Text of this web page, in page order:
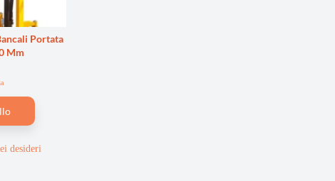
Portata
Mm
desideri